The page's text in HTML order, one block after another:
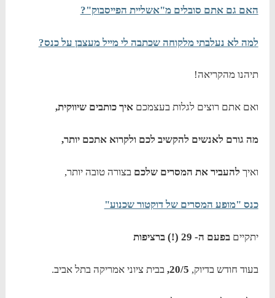
האם גם אתם סובלים מ"אשליית הפייסבוק"?
למה לא נעלבתי מלקוחה שכתבה לי מייל מעצבן על כנס?
תיהנו מהקריאה!
ואם אתם רוצים לגלות בעצמכםאיך כותבים שיווקית,
מה גורם לאנשים להקשיב לכם ולקרוא אתכם יותר,
ואיך להעביר את המסרים שלכם בצורה טובה יותר,
כנס "מופע המסרים של דוקטור שכנוע"
יתקייםבפעם ה- 29 (!) ברציפות
בעוד חודש בדיוק, 20/5, בבית ציוני אמריקה בתל אביב.